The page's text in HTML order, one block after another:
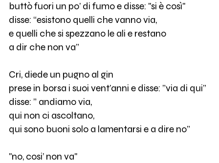
buttò fuori un po’ di fumo e disse: "si è così"
disse: “esistono quelli che vanno via,
e quelli che si spezzano le ali e restano
a dir che non va”
Cri, diede un pugno al gin
prese in borsa i suoi vent’anni e disse: ”via di qui”
disse: ” andiamo via,
qui non ci ascoltano,
qui sono buoni solo a lamentarsi e a dire no”
"no, cosi’ non va"